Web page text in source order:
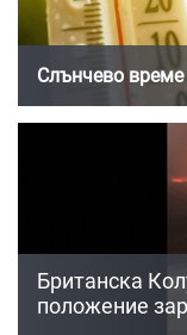
Съдът
за ВиК
Британска
положение